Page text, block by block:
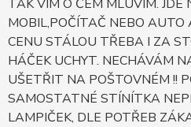
TAK VÍM O ČEM MLUVÍM. JDE
MOBIL,POČÍTAČ NEBO AUTO
CENU STÁLOU TŘEBA I ZA
HÁČEK UCHYT. NECHÁVÁM
UŠETŘIT NA POŠTOVNÉM !!
SAMOSTATNÉ STÍNÍTKA
LAMPIČEK, DLE POTŘEB